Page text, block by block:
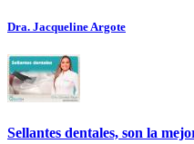
Dra. Jacqueline Argote
Sellantes dentales, son la